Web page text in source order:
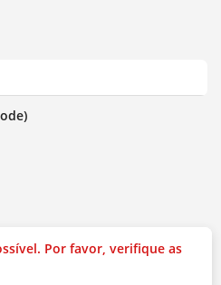
Por favor, verifique as